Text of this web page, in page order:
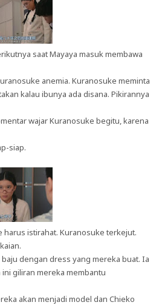
saat Mayaya masuk membawa
anemia. Kuranosuke meminta
kalau ibunya ada disana. Pikirannya
wajar Kuranosuke begitu, karena
siap.
harus istirahat. Kuranosuke terkejut.
dengan dress yang mereka buat. Ia
giliran mereka membantu
akan menjadi model dan Chieko